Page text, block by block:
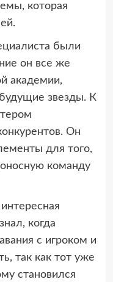
которая
были
он все же
академии,
звезды. К
Он
для того,
команду
когда
с игроком и
так как тот уже
становился